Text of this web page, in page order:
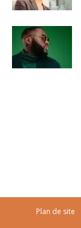
Plan de site